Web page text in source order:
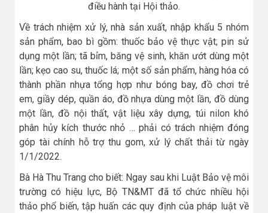
điều hành tại Hội thảo.
Về trách nhiệm xử lý, nhà sản xuất, nhập khẩu 5 nhóm
sản phẩm, bao bì gồm: thuốc bảo vệ thực vật; pin sử
dụng một lần; tã bỉm, băng vệ sinh, khăn ướt dùng một
lần; kẹo cao su, thuốc lá; một số sản phẩm, hàng hóa có
thành phần nhựa tổng hợp như bóng bay, đồ chơi trẻ
em, giầy dép, quần áo, đồ nhựa dùng một lần, đồ dùng
một lần, đồ nội thất, vật liệu xây dựng, túi nilon khó
phân hủy kích thước nhỏ … phải có trách nhiệm đóng
góp tài chính hỗ trợ thu gom, xử lý chất thải từ ngày
1/1/2022.
Bà Hà Thu Trang cho biết: Ngay sau khi Luật Bảo vệ môi
trường có hiệu lực, Bộ TN&MT đã tổ chức nhiều hội
thảo phổ biến, tập huấn các quy định của pháp luật về